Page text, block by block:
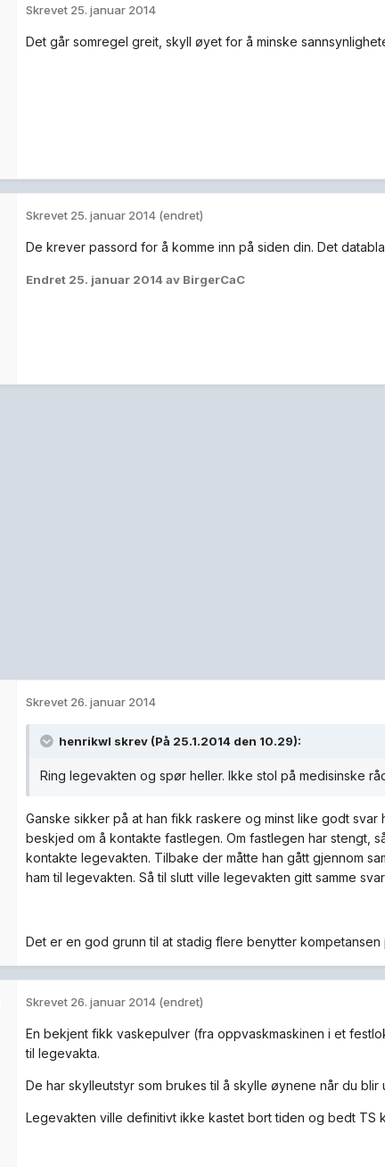
Skrevet 25. januar 2014
Det går somregel greit, skyll øyet for å minske
Skrevet 25. januar 2014 (endret)
De krever passord for å komme inn på siden din. Det
Endret 25. januar 2014 av BirgerCaC
Skrevet 26. januar 2014
henrikwl skrev (På 25.1.2014 den 10.29):
Ring legevakten og spør heller. Ikke stol på medisinske
Ganske sikker på at han fikk raskere og minst like godt
beskjed om å kontakte fastlegen. Om fastlegen har stengt,
kontakte legevakten. Tilbake der måtte han gått gjennom
ham til legevakten. Så til slutt ville legevakten gitt samme
Det er en god grunn til at stadig flere benytter kompetansen
Skrevet 26. januar 2014 (endret)
En bekjent fikk vaskepulver (fra oppvaskmaskinen i et
til legevakta.
De har skylleutstyr som brukes til å skylle øynene når du blir
Legevakten ville definitivt ikke kastet bort tiden og bedt TS